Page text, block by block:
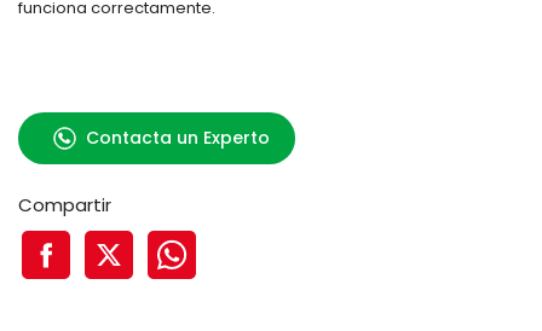
funciona correctamente.
Contacta un Experto
Compartir